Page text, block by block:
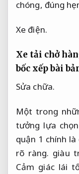
Xe điện.
Xe tải chở
bốc xếp bài
Sửa chữa.
Một trong
tưởng lựa
quận 1 chính
rõ ràng. giàu
Cảm giác lái